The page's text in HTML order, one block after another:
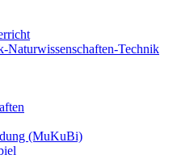
Naturwissenschaften-Technik
(MuKuBi)